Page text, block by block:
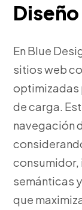
En Blue
sitios web
optimizadas
de carga.
navegación
semánticas
que